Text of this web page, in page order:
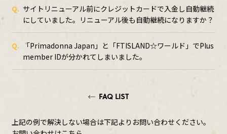
Q. サイトリニューアル前にクレジットカードで入金し自動継続
にしていました。リニューアル後も自動継続になりますか？
Q.
「Primadonna Japan」と「FTISLAND☆ワールド」でPlus
member IDが分かれてしまいました。
FAQ LIST
上記の例で解決しない場合は下記よりお問い合わせください。